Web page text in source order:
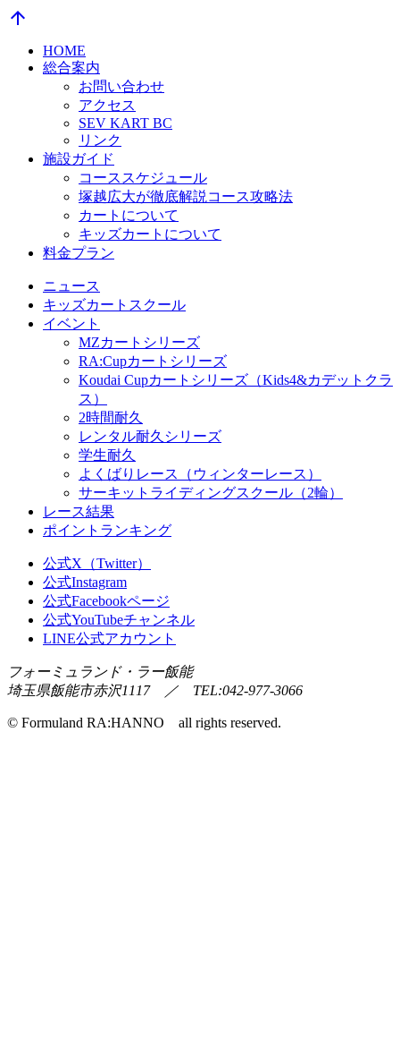
arrow_upward
HOME
総合案内
お問い合わせ
アクセス
SEV KART BC
リンク
施設ガイド
コーススケジュール
塚越広大が徹底解説コース攻略法
カートについて
キッズカートについて
料金プラン
ニュース
キッズカートスクール
イベント
MZカートシリーズ
RA:Cupカートシリーズ
Koudai Cupカートシリーズ（Kids4&カデットクラ
ス）
2時間耐久
レンタル耐久シリーズ
学生耐久
よくばりレース（ウィンターレース）
サーキットライディングスクール（2輪）
レース結果
ポイントランキング
公式X（Twitter）
公式Instagram
公式Facebookページ
公式YouTubeチャンネル
LINE公式アカウント
フォーミュランド・ラー飯能
埼玉県飯能市赤沢1117 ／ TEL:042-977-3066
© Formuland RA:HANNO all rights reserved.